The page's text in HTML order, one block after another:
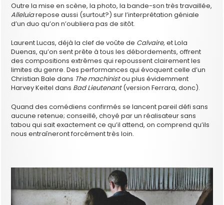
Outre la mise en scène, la photo, la bande-son très travaillée,
Alleluiarepose aussi (surtout?) sur l’interprétation géniale
d’un duo qu’on n’oubliera pas de sitôt.
Laurent Lucas, déjà la clef de voûte de Calvaire,et Lola
Duenas, qu’on sent prête à tous les débordements, offrent
des compositions extrêmes qui repoussent clairement les
limites du genre. Des performances qui évoquent celle d’un
Christian Bale dans The machinistou plus évidemment
Harvey Keitel dans Bad Lieutenant(version Ferrara, donc).
Quand des comédiens confirmés se lancent pareil défi sans
aucune retenue; conseillé, choyé par un réalisateur sans
tabou qui sait exactement ce qu’il attend, on comprend qu’ils
nous entraîneront forcément très loin.